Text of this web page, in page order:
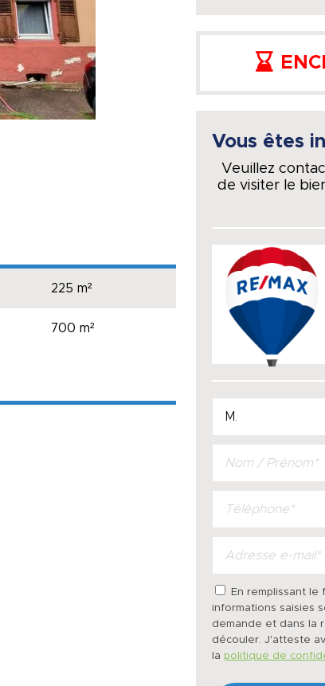
225 m²
700 m²
Vous êtes
Veuillez
de visiter le
En remplissant le
informations saisies
demande et dans la
découler. J'atteste
la politique de